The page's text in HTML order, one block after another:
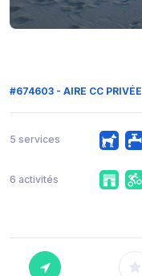
#674603 - AIRE CC PRIVÉE
5 services
6 activités